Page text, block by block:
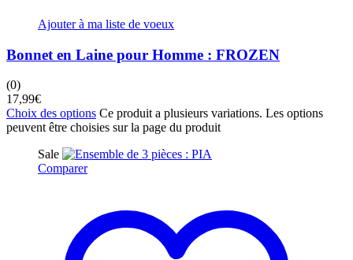
Ajouter à ma liste de voeux
Bonnet en Laine pour Homme : FROZEN
(0)
17,99€
Choix des options Ce produit a plusieurs variations. Les options
peuvent être choisies sur la page du produit
Sale
Comparer